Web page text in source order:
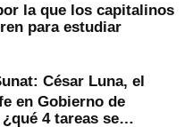
la que los capitalinos
para estudiar
César Luna, el
en Gobierno de
4 tareas se